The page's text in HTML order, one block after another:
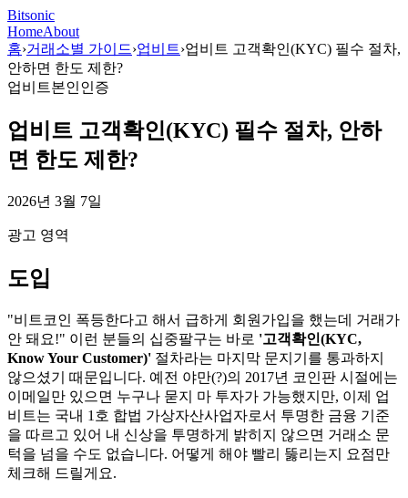
Bitsonic
HomeAbout
홈›거래소별 가이드›업비트›업비트 고객확인(KYC) 필수 절차,
안하면 한도 제한?
업비트본인인증
업비트 고객확인(KYC) 필수 절차, 안하
면 한도 제한?
2026년 3월 7일
광고 영역
도입
"비트코인 폭등한다고 해서 급하게 회원가입을 했는데 거래가
안 돼요!" 이런 분들의 십중팔구는 바로 '고객확인(KYC,
Know Your Customer)' 절차라는 마지막 문지기를 통과하지
않으셨기 때문입니다. 예전 야만(?)의 2017년 코인판 시절에는
이메일만 있으면 누구나 묻지 마 투자가 가능했지만, 이제 업
비트는 국내 1호 합법 가상자산사업자로서 투명한 금융 기준
을 따르고 있어 내 신상을 투명하게 밝히지 않으면 거래소 문
턱을 넘을 수도 없습니다. 어떻게 해야 빨리 뚫리는지 요점만
체크해 드릴게요.